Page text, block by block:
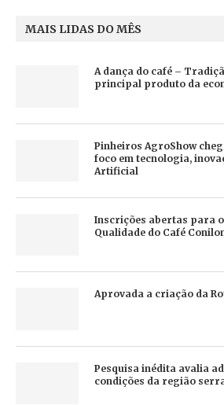
MAIS LIDAS DO MÊS
A dança do café –
principal produto da
Pinheiros AgroShow
foco em tecnologia,
Artificial
Inscrições abertas para o
Qualidade do Café
Aprovada a criação da
Pesquisa inédita avalia
condições da região